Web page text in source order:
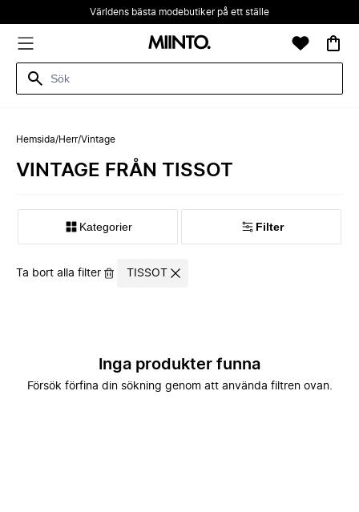
Världens bästa modebutiker på ett ställe
Hemsida/Herr/Vintage
VINTAGE FRÅN TISSOT
Kategorier Filter
Ta bort alla filter TISSOT
Inga produkter funna
Försök förfina din sökning genom att använda filtren ovan.